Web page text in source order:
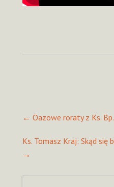
navigation
← Oazowe roraty z Ks.
Ks. Tomasz Kraj: Skąd się
→